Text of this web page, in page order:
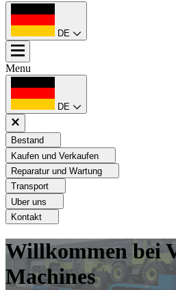
DE
Menu
DE
Bestand
Kaufen und Verkaufen
Reparatur und Wartung
Transport
Uber uns
Kontakt
Willkommen bei
Machines